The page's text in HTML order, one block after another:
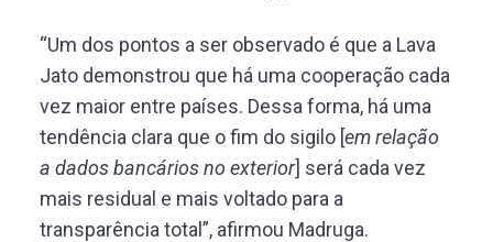
“Um dos pontos a ser observado é que a Lava
Jato demonstrou que há uma cooperação cada
vez maior entre países. Dessa forma, há uma
tendência clara que o fim do sigilo [em relação
a dados bancários no exterior] será cada vez
mais residual e mais voltado para a
transparência total”, afirmou Madruga.